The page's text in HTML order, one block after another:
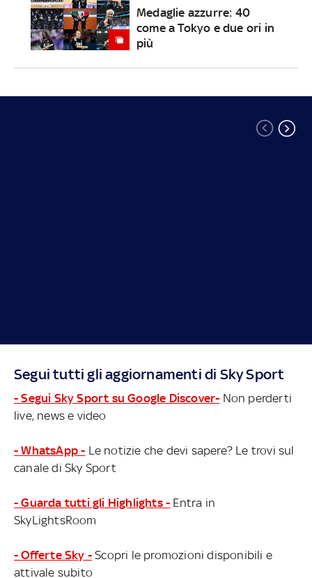
Medaglie azzurre: 40
come a Tokyo e due ori in
più
Segui tutti gli aggiornamenti di Sky Sport
- Segui Sky Sport su Google Discover- Non perderti
live, news e video
- WhatsApp - Le notizie che devi sapere? Le trovi sul
canale di Sky Sport
- Guarda tutti gli Highlights - Entra in
SkyLightsRoom
- Offerte Sky - Scopri le promozioni disponibili e
attivale subito